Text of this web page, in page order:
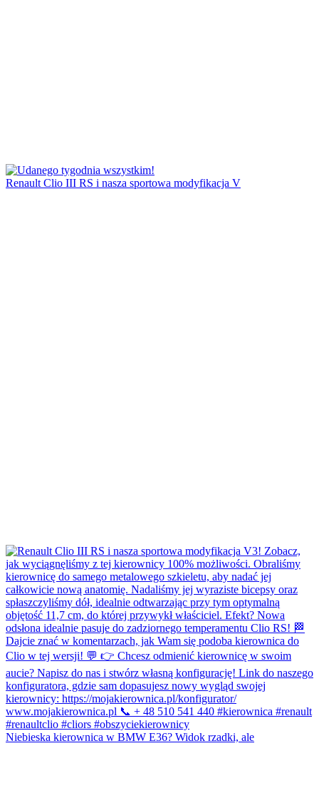
Renault Clio III RS i nasza sportowa modyfikacja V
Niebieska kierownica w BMW E36? Widok rzadki, ale